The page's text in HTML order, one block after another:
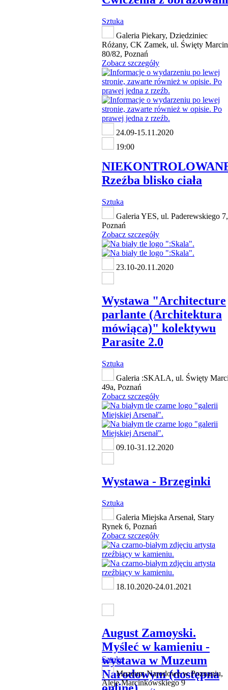
Sztuka
Galeria Piekary, Dziedziniec
Różany, CK Zamek, ul. Święty Marcin
80/82, Poznań
Zobacz szczegóły
24.09-15.11.2020
19:00
Rzeźba blisko ciała
Sztuka
Galeria YES, ul. Paderewskiego 7,
Poznań
Zobacz szczegóły
23.10-20.11.2020
Wystawa "Architecture
parlante (Architektura
mówiąca)" kolektywu
Parasite 2.0
Sztuka
Galeria :SKALA, ul. Święty
49a, Poznań
Zobacz szczegóły
09.10-31.12.2020
Wystawa - Brzeginki
Sztuka
Galeria Miejska Arsenał, Stary
Rynek 6, Poznań
Zobacz szczegóły
18.10.2020-24.01.2021
August Zamoyski.
Myśleć w kamieniu -
wystawa w Muzeum
Narodowym (dostępna
Sztuka
Muzeum Narodowe w Poznaniu,
Aleje Marcinkowskiego 9